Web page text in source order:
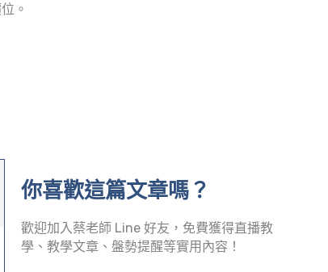
。
你喜歡這篇文章嗎？
歡迎加入蔡老師 Line 好友，免費獲得直播教
學、教學文章、盤勢提醒等實用內容！